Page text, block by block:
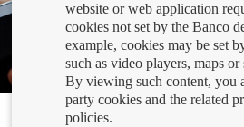
website or web application
cookies not set by the Banco
example, cookies may be set
such as video players, maps
By viewing such content, you
party cookies and the related
policies.